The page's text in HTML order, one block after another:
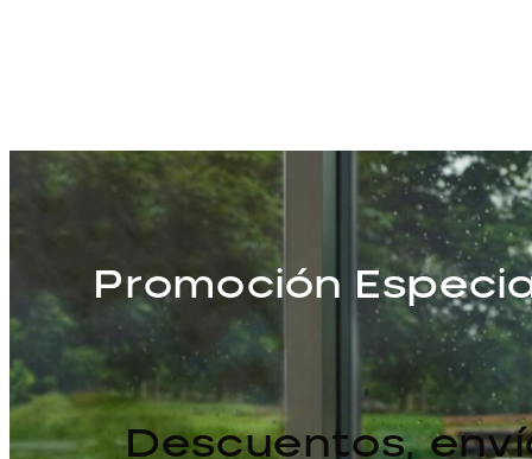
Promoción
Descuentos,